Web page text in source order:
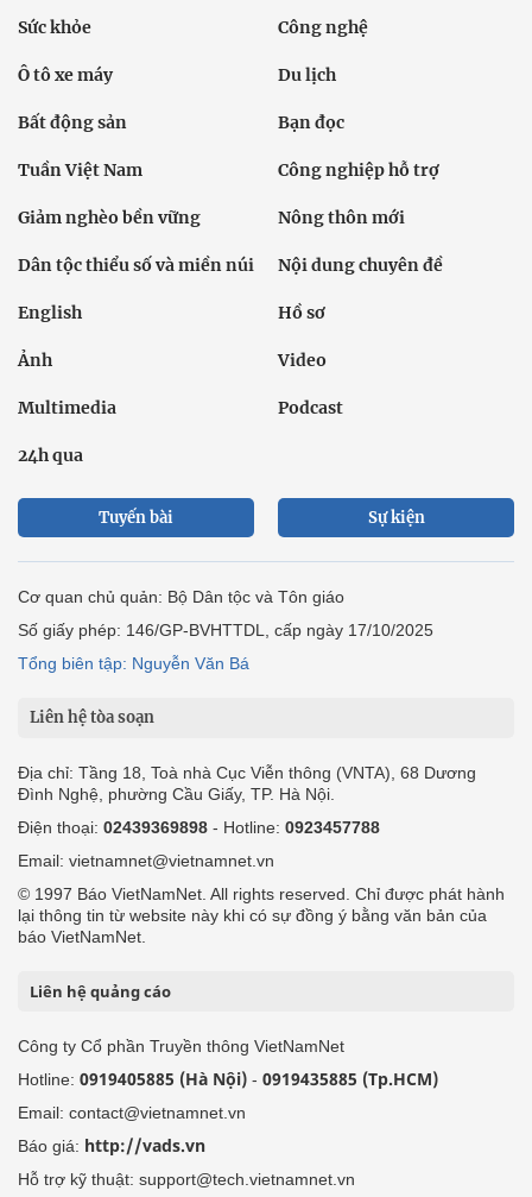
Sức khỏe Công nghệ
Ô tô xe máy Du lịch
Bất động sản Bạn đọc
Tuần Việt Nam Công nghiệp hỗ trợ
Giảm nghèo bền vững Nông thôn mới
Dân tộc thiểu số và miền núi Nội dung chuyên đề
English Hồ sơ
Ảnh Video
Multimedia Podcast
24h qua
Tuyến bài Sự kiện
Cơ quan chủ quản: Bộ Dân tộc và Tôn giáo
Số giấy phép: 146/GP-BVHTTDL, cấp ngày 17/10/2025
Tổng biên tập: Nguyễn Văn Bá
Liên hệ tòa soạn
Địa chỉ: Tầng 18, Toà nhà Cục Viễn thông (VNTA), 68 Dương
Đình Nghệ, phường Cầu Giấy, TP. Hà Nội.
Điện thoại: 02439369898 - Hotline: 0923457788
Email: vietnamnet@vietnamnet.vn
© 1997 Báo VietNamNet. All rights reserved. Chỉ được phát hành
lại thông tin từ website này khi có sự đồng ý bằng văn bản của
báo VietNamNet.
Liên hệ quảng cáo
Công ty Cổ phần Truyền thông VietNamNet
Hotline: 0919405885 (Hà Nội) - 0919435885 (Tp.HCM)
Email: contact@vietnamnet.vn
Báo giá: http://vads.vn
Hỗ trợ kỹ thuật: support@tech.vietnamnet.vn